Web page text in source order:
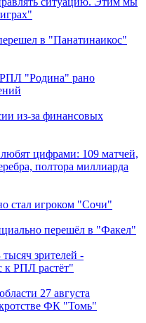
в "Панатинаикос"
РПЛ "Родина" рано
из-за финансовых
цифрами: 109 матчей,
полтора миллиарда
стал игроком "Сочи"
перешёл в "Факел"
зрителей -
к РПЛ растёт"
27 августа
ФК "Томь"